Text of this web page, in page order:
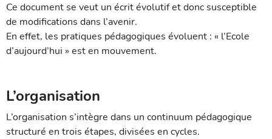
Ce document se veut un écrit évolutif et donc susceptible
de modifications dans l’avenir.
En effet, les pratiques pédagogiques évoluent : « l’Ecole
d’aujourd’hui » est en mouvement.
L’organisation
L’organisation s’intègre dans un continuum pédagogique
structuré en trois étapes, divisées en cycles.